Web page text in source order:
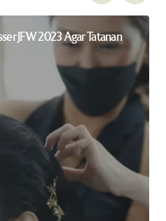
JFW 2023 Agar Tatanan